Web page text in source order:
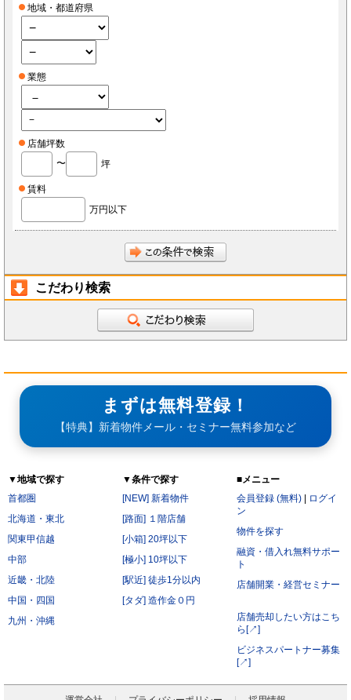
地域・都道府県
業態
店舗坪数
〜
坪
賃料
万円以下
こだわり検索
まずは無料登録！
【特典】新着物件メール・セミナー無料参加など
▼地域で探す
首都圏
北海道・東北
関東甲信越
中部
近畿・北陸
中国・四国
九州・沖縄
▼条件で探す
[NEW] 新着物件
[路面] １階店舗
[小箱] 20坪以下
[極小] 10坪以下
[駅近] 徒歩1分以内
[タダ] 造作金０円
■メニュー
会員登録 (無料)
ログイ
ン
物件を探す
融資・借入れ無料サポー
ト
店舗開業・経営セミナー
店舗売却したい方はこち
ら[↗]
ビジネスパートナー募集
[↗]